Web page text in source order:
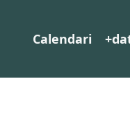
Calendari